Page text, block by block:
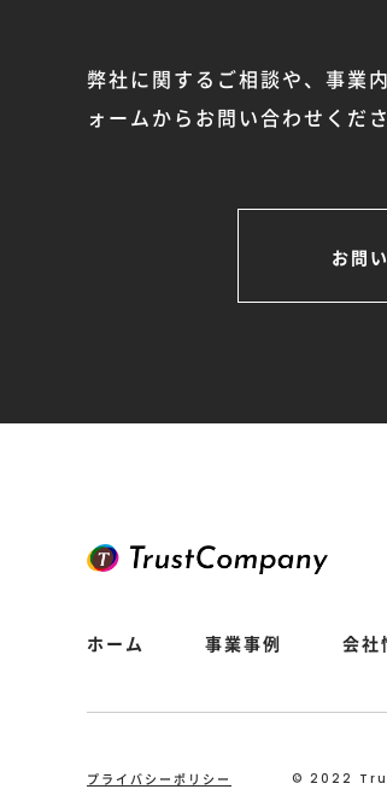
弊社に関するご相談や、事業
ォームからお問い合わせくださ
お問
ホーム 事業事例 会社
プライバシーポリシー ©︎ 2022